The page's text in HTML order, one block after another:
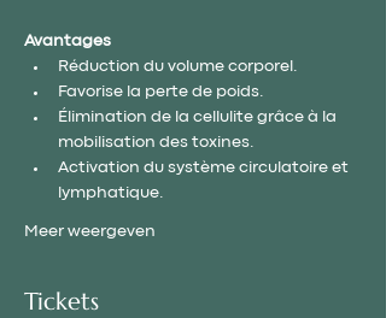
Avantages
Réduction du volume corporel.
Favorise la perte de poids.
Élimination de la cellulite grâce à la
mobilisation des toxines.
Activation du système circulatoire et
lymphatique.
Meer weergeven
Tickets